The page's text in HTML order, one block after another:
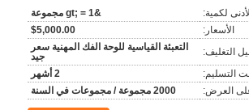
لكمية:
&gt; = 1 مجموعة
الأسعار:
$5,000.00
التغليف:
التعبئة القياسية للوحة الفك المهنية سعر
جيد
التسليم:
2 أشهر
على العرض:
2000 مجموعة / مجموعات في السنة